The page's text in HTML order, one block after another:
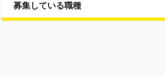
募集している職種